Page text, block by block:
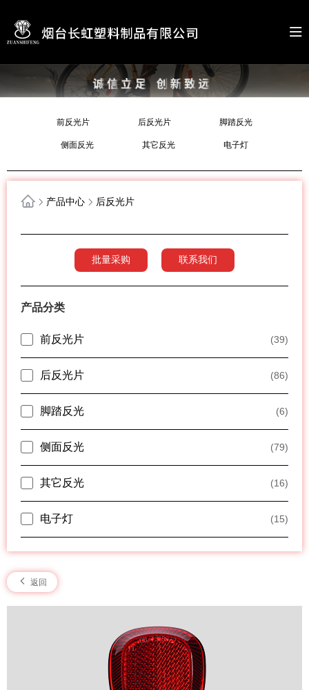
前反光片 后反光片 脚踏反光
侧面反光 其它反光 电子灯
产品中心 后反光片
批量采购 联系我们
产品分类
前反光片 (39)
后反光片 (86)
脚踏反光 (6)
侧面反光 (79)
其它反光 (16)
电子灯 (15)
返回